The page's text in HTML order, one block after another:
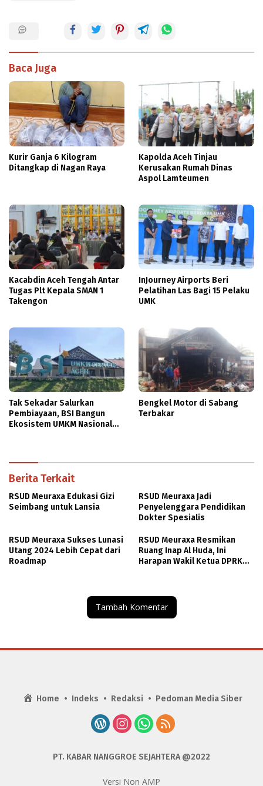
Baca Juga
Kurir Ganja 6 Kilogram
Ditangkap di Nagan Raya
Kapolda Aceh Tinjau
Kerusakan Rumah Dinas
Aspol Lamteumen
Kacabdin Aceh Tengah Antar
Tugas Plt Kepala SMAN 1
Takengon
InJourney Airports Beri
Pelatihan Las Bagi 15 Pelaku
UMK
Tak Sekadar Salurkan
Pembiayaan, BSI Bangun
Ekosistem UMKM Nasional
Bengkel Motor di Sabang
Terbakar
Berita Terkait
RSUD Meuraxa Edukasi Gizi
Seimbang untuk Lansia
RSUD Meuraxa Jadi
Penyelenggara Pendidikan
Dokter Spesialis
RSUD Meuraxa Sukses Lunasi
Utang 2024 Lebih Cepat dari
Roadmap
RSUD Meuraxa Resmikan
Ruang Inap Al Huda, Ini
Harapan Wakil Ketua DPRK
Tambah Komentar
Home Indeks Redaksi Pedoman Media Siber
PT. KABAR NANGGROE SEJAHTERA @2022
Versi Non AMP